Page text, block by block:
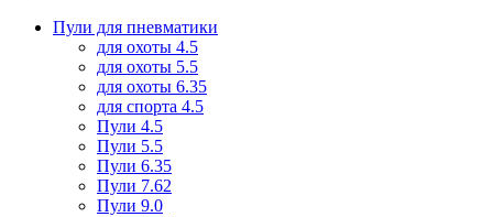
Пули для пневматики
для охоты 4.5
для охоты 5.5
для охоты 6.35
для спорта 4.5
Пули 4.5
Пули 5.5
Пули 6.35
Пули 7.62
Пули 9.0